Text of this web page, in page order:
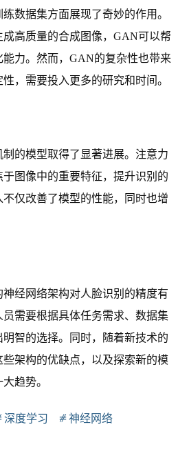
数据集方面展现了奇妙的作用。
高质量的合成图像，GAN可以帮
力。然而，GAN的复杂性也带来
，需要投入更多的研究和时间。
的模型取得了显著进展。注意力
图像中的重要特征，提升识别的
仅改善了模型的性能，同时也增
经网络架构对人脸识别的精度有
需要根据具体任务需求、数据集
智的选择。同时，随着新技术的
架构的优缺点，以及探索新的模
趋势。
深度学习
神经网络